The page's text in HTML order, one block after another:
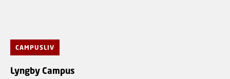
CAMPUSLIV
Lyngby Campus